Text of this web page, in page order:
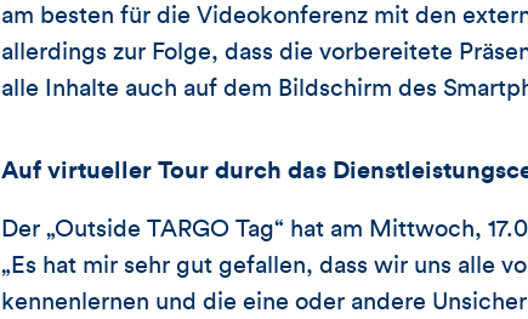
am besten für die Videokonferenz mit den
allerdings zur Folge, dass die vorbereitete
alle Inhalte auch auf dem Bildschirm des
Auf virtueller Tour durch das
Der „Outside TARGO Tag“ hat am Mittwoch,
„Es hat mir sehr gut gefallen, dass wir uns alle
kennenlernen und die eine oder andere